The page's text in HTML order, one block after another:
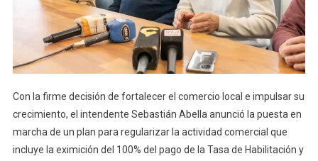
Con la firme decisión de fortalecer el comercio local e impulsar su
crecimiento, el intendente Sebastián Abella anunció la puesta en
marcha de un plan para regularizar la actividad comercial que
incluye la eximición del 100% del pago de la Tasa de Habilitación y